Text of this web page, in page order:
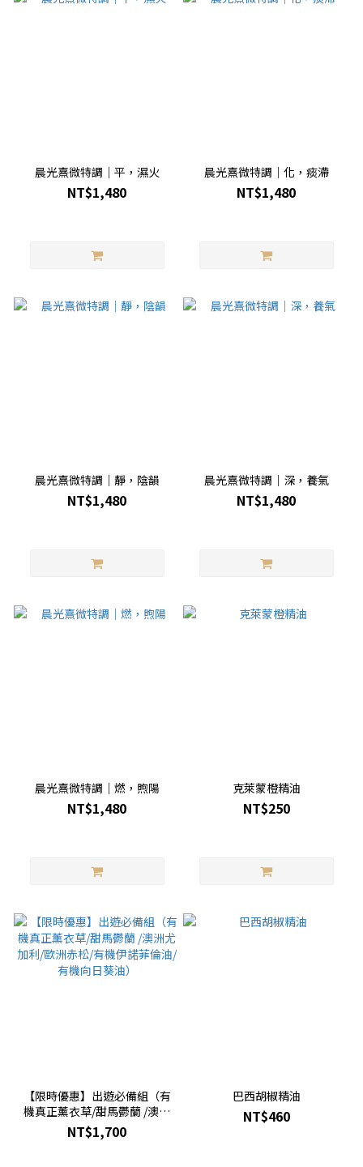
晨光熹微特調｜平，濕火
NT$1,480
晨光熹微特調｜化，痰滯
NT$1,480
晨光熹微特調｜靜，陰韻
NT$1,480
晨光熹微特調｜深，養氣
NT$1,480
晨光熹微特調｜燃，煦陽
NT$1,480
克萊蒙橙精油
NT$250
【限時優惠】出遊必備組（有
機真正薰衣草/甜馬鬱蘭 /澳洲
尤加利/歐洲赤松/有機伊諾菲
倫油/有機向日葵油）
NT$1,700
巴西胡椒精油
NT$460